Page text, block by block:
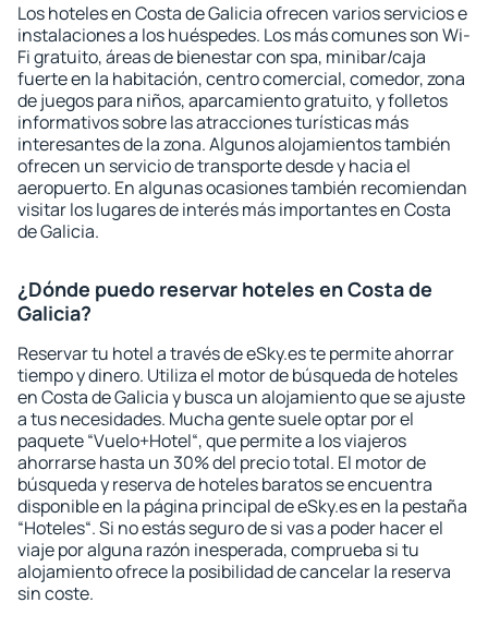
Los hoteles en Costa de Galicia ofrecen varios servicios e
instalaciones a los huéspedes. Los más comunes son Wi-
Fi gratuito, áreas de bienestar con spa, minibar/caja
fuerte en la habitación, centro comercial, comedor, zona
de juegos para niños, aparcamiento gratuito, y folletos
informativos sobre las atracciones turísticas más
interesantes de la zona. Algunos alojamientos también
ofrecen un servicio de transporte desde y hacia el
aeropuerto. En algunas ocasiones también recomiendan
visitar los lugares de interés más importantes en Costa
de Galicia.
¿Dónde puedo reservar hoteles en Costa de
Galicia?
Reservar tu hotel a través de eSky.es te permite ahorrar
tiempo y dinero. Utiliza el motor de búsqueda de hoteles
en Costa de Galicia y busca un alojamiento que se ajuste
a tus necesidades. Mucha gente suele optar por el
paquete “Vuelo+Hotel“, que permite a los viajeros
ahorrarse hasta un 30% del precio total. El motor de
búsqueda y reserva de hoteles baratos se encuentra
disponible en la página principal de eSky.es en la pestaña
“Hoteles“. Si no estás seguro de si vas a poder hacer el
viaje por alguna razón inesperada, comprueba si tu
alojamiento ofrece la posibilidad de cancelar la reserva
sin coste.